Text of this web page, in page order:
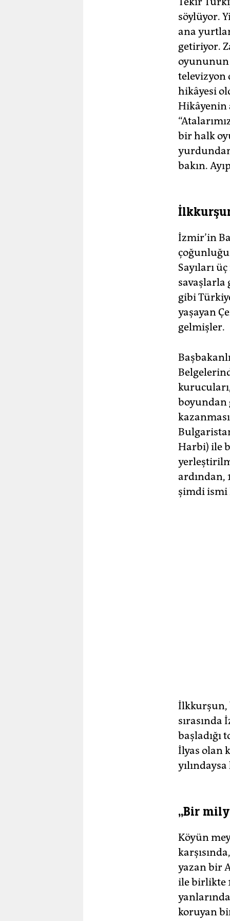
söylüyor.
ana
getiriyor.
oyununun
televizyon
hikâyesi
Hikâyenin
bir halk
bakın.
İzmir’in
Sayıları
savaşlarla
gibi
yaşayan
gelmişler.
boyundan
Harbi) ile
ardından,
şimdi
İlkkurşun,
başladığı
İlyas olan
„Bir
Köyün
yazan bir
ile birlikte
koruyan